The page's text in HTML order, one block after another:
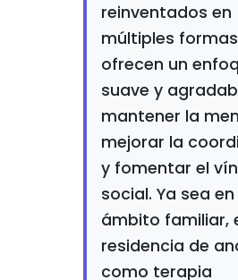
reinventados en
múltiples
ofrecen un
suave y
mantener la
mejorar la
y fomentar el
social. Ya sea en
ámbito familiar,
residencia de
como terapia